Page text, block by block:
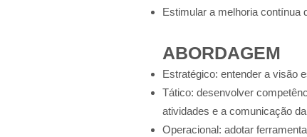
Estimular a melhoria contínua
ABORDAGEM
Estratégico: entender a visão
Tático: desenvolver
atividades e a comunicação
Operacional: adotar